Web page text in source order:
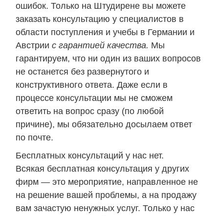
ошибок. Только на Штудирене вы можете
заказать консультацию у специалистов в
области поступления и учебы в Германии и
Австрии с гарантией качества. Мы
гарантируем, что ни один из ваших вопросов
не останется без развернутого и
конструктивного ответа. Даже если в
процессе консультации мы не сможем
ответить на вопрос сразу (по любой
причине), мы обязательно досылаем ответ
по почте.
Бесплатных консультаций у нас нет.
Всякая бесплатная консультация у других
фирм — это мероприятие, направленное не
на решение вашей проблемы, а на продажу
вам зачастую ненужных услуг. Только у нас